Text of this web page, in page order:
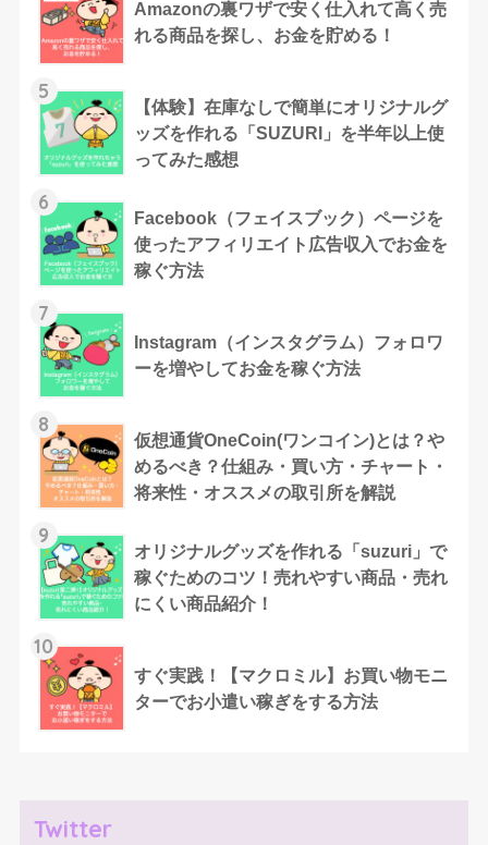
Amazonの裏ワザで安く仕入れて高く売
れる商品を探し、お金を貯める！
5
【体験】在庫なしで簡単にオリジナルグ
ッズを作れる「SUZURI」を半年以上使
ってみた感想
6
Facebook（フェイスブック）ページを
使ったアフィリエイト広告収入でお金を
稼ぐ方法
7
Instagram（インスタグラム）フォロワ
ーを増やしてお金を稼ぐ方法
8
仮想通貨OneCoin(ワンコイン)とは？や
めるべき？仕組み・買い方・チャート・
将来性・オススメの取引所を解説
9
オリジナルグッズを作れる「suzuri」で
稼ぐためのコツ！売れやすい商品・売れ
にくい商品紹介！
10
すぐ実践！【マクロミル】お買い物モニ
ターでお小遣い稼ぎをする方法
Twitter